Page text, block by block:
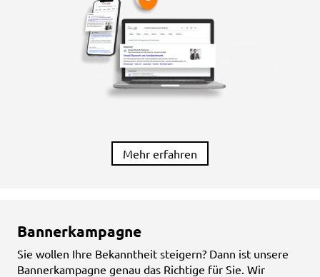
Mehr erfahren
Bannerkampagne
Sie wollen Ihre Bekanntheit steigern? Dann ist unsere
Bannerkampagne genau das Richtige für Sie. Wir